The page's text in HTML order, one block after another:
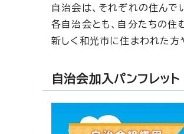
自治会は、それぞれの住んで
各自治会とも、自分たちの住
新しく和光市に住まわれた方
自治会加入パンフレット